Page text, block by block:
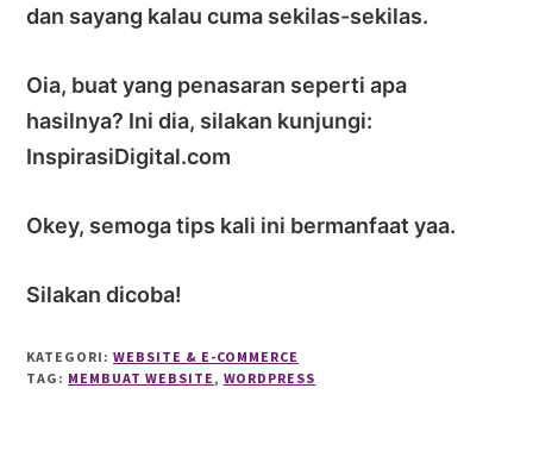
dan sayang kalau cuma sekilas-sekilas.
Oia, buat yang penasaran seperti apa
hasilnya? Ini dia, silakan kunjungi:
InspirasiDigital.com
Okey, semoga tips kali ini bermanfaat yaa.
Silakan dicoba!
KATEGORI: WEBSITE & E-COMMERCE
TAG: MEMBUAT WEBSITE , WORDPRESS